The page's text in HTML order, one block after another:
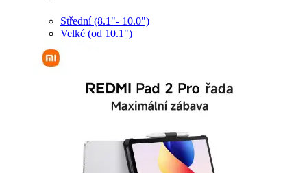
Střední (8.1"- 10.0")
Velké (od 10.1")